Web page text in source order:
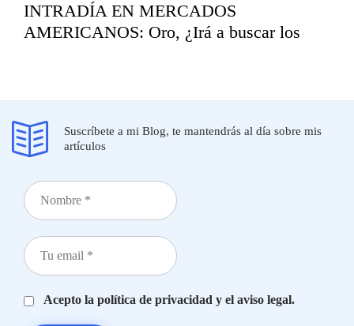
INTRADÍA EN MERCADOS
AMERICANOS: Oro, ¿Irá a buscar los
Suscríbete a mi Blog, te mantendrás al día sobre mis
artículos
Acepto la política de privacidad y el aviso legal.